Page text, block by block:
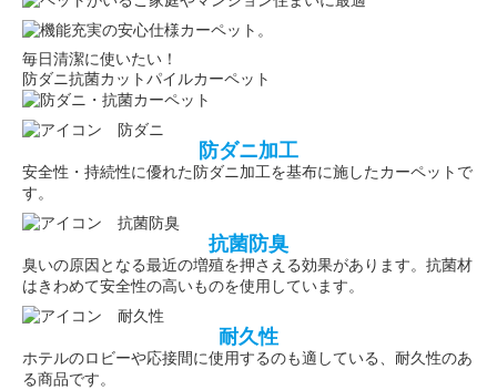
毎日清潔に使いたい！
防ダニ抗菌カットパイルカーペット
防ダニ加工
安全性・持続性に優れた防ダニ加工を基布に施したカーペットで
す。
抗菌防臭
臭いの原因となる最近の増殖を押さえる効果があります。抗菌材
はきわめて安全性の高いものを使用しています。
耐久性
ホテルのロビーや応接間に使用するのも適している、耐久性のあ
る商品です。